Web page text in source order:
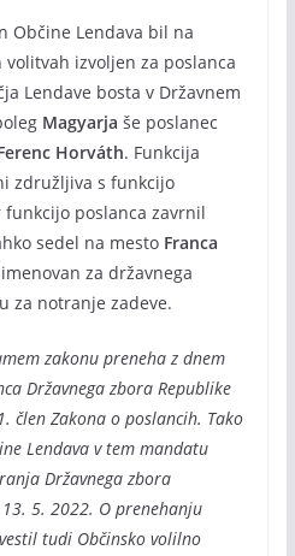
Občine Lendava bil na
izvoljen za poslanca
Lendave bosta v Državnem
Magyarja še poslanec
Horváth. Funkcija
združljiva s funkcijo
poslanca zavrnil
sedel na mesto Franca
za državnega
za notranje zadeve.
zakonu preneha z dnem
Državnega zbora Republike
člen Zakona o poslancih. Tako
Lendava v tem mandatu
Državnega zbora
5. 2022. O prenehanju
tudi Občinsko volilno